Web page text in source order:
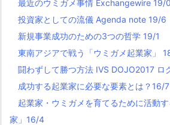
最近のウミガメ事情 Exchangewire 19/
投資家としての流儀 Agenda note 19/6
新規事業成功のための3つの哲学 19/1
東南アジアで戦う「ウミガメ起業家」
闘わずして勝つ方法 IVS DOJO2017 ロ
成功する起業家に必要な要素とは？16/7
起業家・ウミガメを育てるために活動
家」16/4